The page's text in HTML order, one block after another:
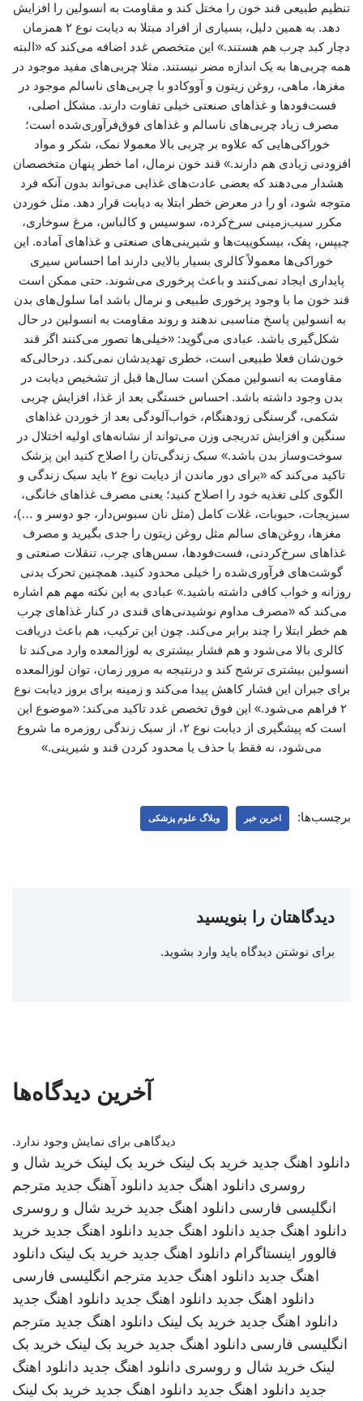
تنظیم طبیعی قند خون را مختل کند و مقاومت به انسولین را افزایش
دهد. به همین دلیل، بسیاری از افراد مبتلا به دیابت نوع ۲ همزمان
دچار کبد چرب هم هستند.» این متخصص غدد اضافه می‌کند که «البته
همه چربی‌ها به یک اندازه مضر نیستند. مثلا چربی‌های مفید موجود در
مغزها، ماهی، روغن زیتون و آووکادو با چربی‌های ناسالم موجود در
فست‌فودها و غذاهای صنعتی خیلی تفاوت دارند. مشکل اصلی،
مصرف زیاد چربی‌های ناسالم و غذاهای فوق‌فرآوری‌شده است؛
خوراکی‌هایی که علاوه بر چربی بالا معمولا نمک، شکر و مواد
افزودنی زیادی هم دارند.» قند خون نرمال، اما خطر پنهان متخصصان
هشدار می‌دهند که بعضی عادت‌های غذایی می‌تواند بدون آنکه فرد
متوجه شود، او را در معرض خطر ابتلا به دیابت قرار دهد. مثل خوردن
مکرر سیب‌زمینی سرخ‌کرده، سوسیس و کالباس، مرغ سوخاری،
چیپس، پفک، بیسکوییت‌ها و شیرینی‌های صنعتی و غذاهای آماده. این
خوراکی‌ها معمولاً کالری بسیار بالایی دارند اما احساس سیری
پایداری ایجاد نمی‌کنند و باعث پرخوری می‌شوند. حتی ممکن است
قند خون ما با وجود پرخوری طبیعی و نرمال باشد اما سلول‌های بدن
به انسولین پاسخ مناسبی ندهند و روند مقاومت به انسولین در حال
شکل‌گیری باشد. عبادی می‌گوید: «خیلی‌ها تصور می‌کنند اگر قند
خون‌شان فعلا طبیعی است، خطری تهدیدشان نمی‌کند. درحالی‌که
مقاومت به انسولین ممکن است سال‌ها قبل از تشخیص دیابت در
بدن وجود داشته باشد. احساس خستگی بعد از غذا، افزایش چربی
شکمی، گرسنگی زودهنگام، خواب‌آلودگی بعد از خوردن غذاهای
سنگین و افزایش تدریجی وزن می‌تواند از نشانه‌های اولیه اختلال در
سوخت‌وساز بدن باشد.» سبک زندگی‌تان را اصلاح کنید این پزشک
تاکید می‌کند که «برای دور ماندن از دیابت نوع ۲ باید سبک زندگی و
الگوی کلی تغذیه خود را اصلاح کنید؛ یعنی مصرف غذاهای خانگی،
سبزیجات، حبوبات، غلات کامل (مثل نان سبوس‌دار، جو دوسر و …)،
مغزها، روغن‌های سالم مثل روغن زیتون را جدی بگیرید و مصرف
غذاهای سرخ‌کردنی، فست‌فودها، سس‌های چرب، تنقلات صنعتی و
گوشت‌های فرآوری‌شده را خیلی محدود کنید. همچنین تحرک بدنی
روزانه و خواب کافی داشته باشید.» عبادی به این نکته مهم هم اشاره
می‌کند که «مصرف مداوم نوشیدنی‌های قندی در کنار غذاهای چرب
هم خطر ابتلا را چند برابر می‌کند. چون این ترکیب، هم باعث دریافت
کالری بالا می‌شود و هم فشار بیشتری به لوزالمعده وارد می‌کند تا
انسولین بیشتری ترشح کند و درنتیجه به‌ مرور زمان، توان لوزالمعده
برای جبران این فشار کاهش پیدا می‌کند و زمینه برای بروز دیابت نوع
۲ فراهم می‌شود.» این فوق تخصص غدد تاکید می‌کند: «موضوع این
است که پیشگیری از دیابت نوع ۲، از سبک زندگی روزمره ما شروع
می‌شود، نه فقط با حذف یا محدود کردن قند و شیرینی.»
برچسب‌ها: اخرین خبر وبلاگ علوم پزشکی
دیدگاهتان را بنویسید
برای نوشتن دیدگاه باید وارد بشوید.
آخرین دیدگاه‌ها
دیدگاهی برای نمایش وجود ندارد.
دانلود اهنگ جدید خرید بک لینک خرید بک لینک خرید شال و
روسری دانلود اهنگ جدید دانلود آهنگ جدید مترجم
انگلیسی فارسی دانلود اهنگ جدید خرید شال و روسری
دانلود اهنگ جدید دانلود اهنگ جدید دانلود اهنگ جدید خرید
فالوور اینستاگرام دانلود اهنگ جدید خرید بک لینک دانلود
اهنگ جدید دانلود اهنگ جدید مترجم انگلیسی فارسی
دانلود اهنگ جدید دانلود اهنگ جدید دانلود اهنگ جدید
دانلود اهنگ جدید خرید بک لینک دانلود اهنگ جدید مترجم
انگلیسی فارسی دانلود اهنگ جدید خرید بک لینک خرید بک
لینک خرید شال و روسری دانلود اهنگ جدید دانلود اهنگ
جدید دانلود اهنگ جدید دانلود اهنگ جدید خرید بک لینک